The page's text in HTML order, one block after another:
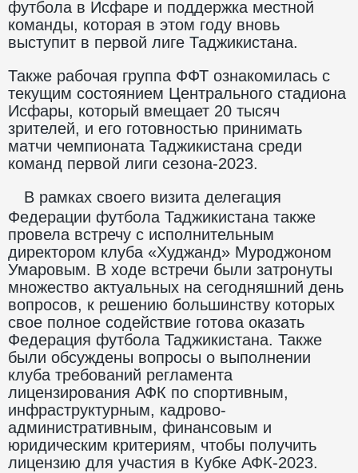
футбола в Исфаре и поддержка местной
команды, которая в этом году вновь
выступит в первой лиге Таджикистана.
Также рабочая группа ФФТ ознакомилась с
текущим состоянием Центрального стадиона
Исфары, который вмещает 20 тысяч
зрителей, и его готовностью принимать
матчи чемпионата Таджикистана среди
команд первой лиги сезона-2023.
В рамках своего визита делегация
Федерации футбола Таджикистана также
провела встречу с исполнительным
директором клуба «Худжанд» Муроджоном
Умаровым. В ходе встречи были затронуты
множество актуальных на сегодняшний день
вопросов, к решению большинству которых
свое полное содействие готова оказать
Федерация футбола Таджикистана. Также
были обсуждены вопросы о выполнении
клуба требований регламента
лицензирования АФК по спортивным,
инфраструктурным, кадрово-
административным, финансовым и
юридическим критериям, чтобы получить
лицензию для участия в Кубке АФК-2023.